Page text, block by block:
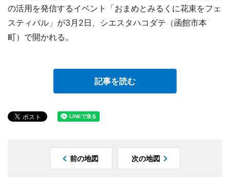
の活用を発信するイベント「おまめとみるくに花束をフェ
スティバル」が3月2日、シエスタハコダテ（函館市本
町）で開かれる。
記事を読む
前の地図 次の地図